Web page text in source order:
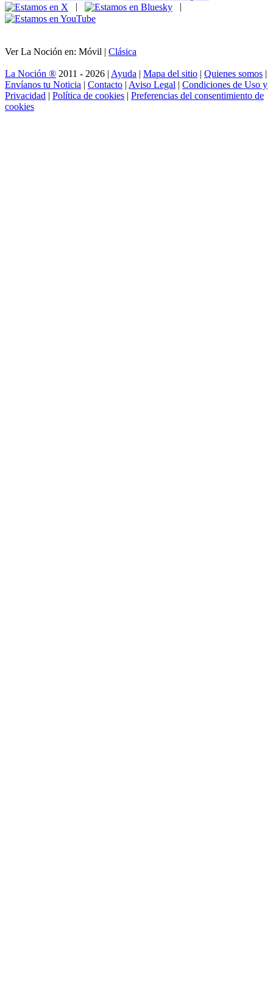
|
|
Ver La Noción en: Móvil | Clásica
La Noción ® 2011 - 2026 | Ayuda | Mapa del sitio | Quienes somos |
Envíanos tu Noticia | Contacto | Aviso Legal | Condiciones de Uso y
Privacidad | Política de cookies | Preferencias del consentimiento de
cookies